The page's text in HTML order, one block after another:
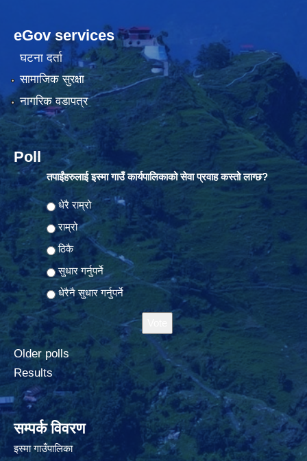
eGov services
घटना दर्ता
सामाजिक सुरक्षा
नागरिक वडापत्र
Poll
तपाईंहरुलाई इस्मा गाउँ कार्यपालिकाको सेवा प्रवाह कस्तो लाग्छ?
Choices
धेरै राम्रो
राम्रो
ठिकै
सुधार गर्नुपर्ने
धेरैनै सुधार गर्नुपर्ने
Older polls
Results
सम्पर्क विवरण
इस्मा गाउँपालिका